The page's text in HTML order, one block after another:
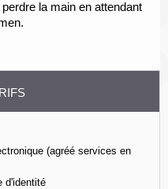
perdre la main en attendant
(agréé services en
d'identité